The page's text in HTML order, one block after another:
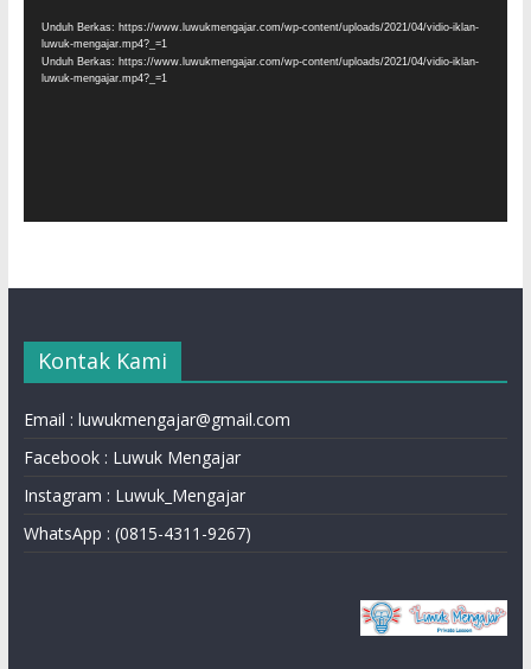
Unduh Berkas: https://www.luwukmengajar.com/wp-content/uploads/2021/04/vidio-iklan-
luwuk-mengajar.mp4?_=1
Unduh Berkas: https://www.luwukmengajar.com/wp-content/uploads/2021/04/vidio-iklan-
luwuk-mengajar.mp4?_=1
Kontak Kami
Email : luwukmengajar@gmail.com
Facebook : Luwuk Mengajar
Instagram : Luwuk_Mengajar
WhatsApp : (0815-4311-9267)